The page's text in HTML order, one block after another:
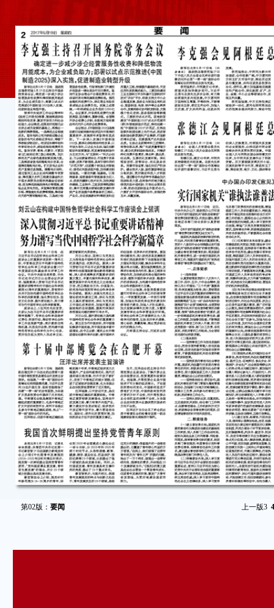
第02版： 要闻 上一版3 4